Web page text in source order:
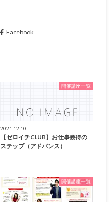
Facebook
開催講座一覧
2021.12.10
【ゼロイチCLUB】お仕事獲得の
ステップ（アドバンス）
開催講座一覧